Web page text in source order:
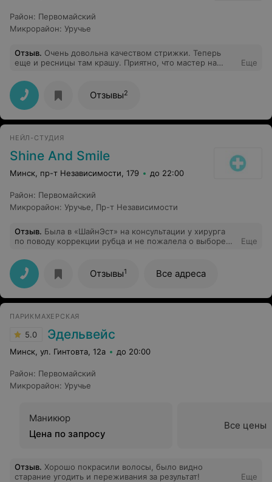
Район: Первомайский
Микрорайон: Уручье
Отзыв. Очень довольна качеством стрижки. Теперь
еще и ресницы там крашу. Приятно, что мастер на
заработка.
Еще
Отзывы2
НЕЙЛ-СТУДИЯ
Shine And Smile
Минск, пр-т Независимости, 179 до 22:00
Район: Первомайский
Микрорайон: Уручье Пр-т Независимости
Отзыв. Была в «ШайнЭст» на консультации у хирурга
по поводу коррекции рубца и не пожалела о выборе
задал уточняющие вопросы (Откуда появился рубец?
Как давно? Делала ли что-нибудь, чтобы его
скорректировать?). Подробно объяснил, какие сейчас
существуют методы коррекции, какие из них подходят
для меня. Отвечал на все вопросы спокойно и
раз. Видно, что специалист опытный и
неравнодушный, умеет работать с людьми. Я получила
четкие и понятные рекомендации. Спасибо!
Еще
Отзывы1 Все адреса
ПАРИКМАХЕРСКАЯ
5.0 Эдельвейс
Минск, ул. Гинтовта, 12а до 20:00
Район: Первомайский
Микрорайон: Уручье
Маникюр
Цена по запросу
Все цены
Отзыв. Хорошо покрасили волосы, было видно
старание угодить и переживания за результат!
Еще